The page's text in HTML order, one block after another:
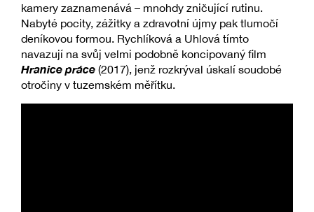
kamery zaznamenává – mnohdy zničující rutinu.
Nabyté pocity, zážitky a zdravotní újmy pak tlumočí
deníkovou formou. Rychlíková a Uhlová tímto
navazují na svůj velmi podobně koncipovaný film
Hranice práce (2017), jenž rozkrýval úskalí soudobé
otročiny v tuzemském měřítku.